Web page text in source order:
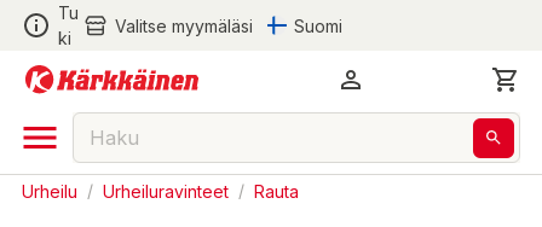
Tu
ki
Valitse myymäläsi Suomi
Urheilu / Urheiluravinteet / Rauta